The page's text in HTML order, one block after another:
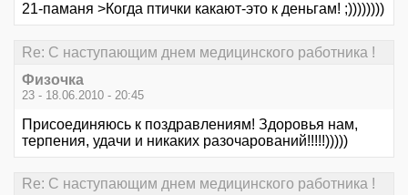
21-паманя >Когда птички какают-это к деньгам! ;))))))))
Re: С наступающим днем медицинского работника !
Физочка
23 - 18.06.2010 - 20:45
Присоединяюсь к поздравлениям! Здоровья нам,
терпения, удачи и никаких разочарований!!!!!)))))
Re: С наступающим днем медицинского работника !